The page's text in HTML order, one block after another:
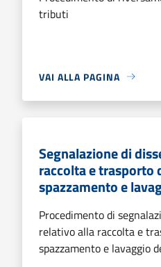
tributi
VAI ALLA PAGINA
Segnalazione di
raccolta e trasporto
spazzamento e
Procedimento di
relativo alla raccolta e
spazzamento e lavaggio